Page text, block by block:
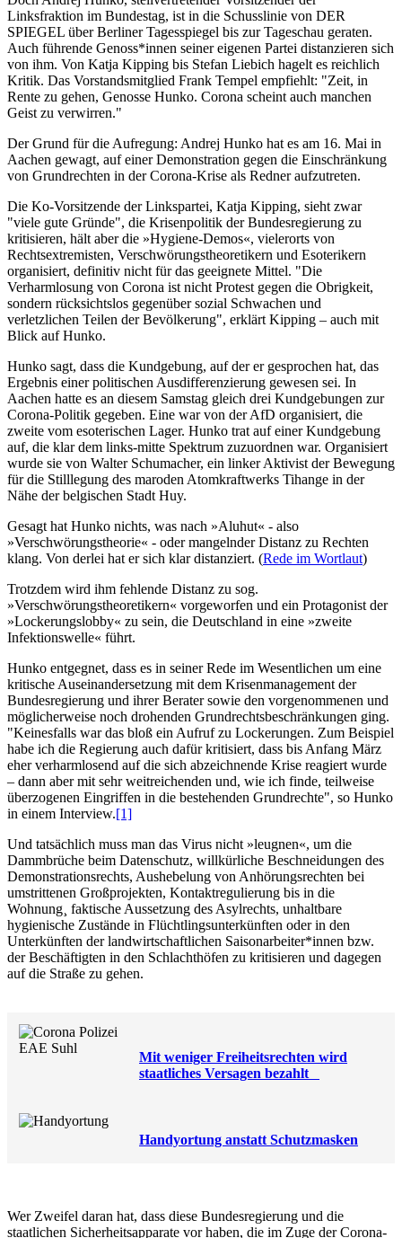
Linksfraktion im Bundestag, ist in die Schusslinie von DER
SPIEGEL über Berliner Tagesspiegel bis zur Tageschau geraten.
Auch führende Genoss*innen seiner eigenen Partei distanzieren sich
von ihm. Von Katja Kipping bis Stefan Liebich hagelt es reichlich
Kritik. Das Vorstandsmitglied Frank Tempel empfiehlt: "Zeit, in
Rente zu gehen, Genosse Hunko. Corona scheint auch manchen
Geist zu verwirren."
Der Grund für die Aufregung: Andrej Hunko hat es am 16. Mai in
Aachen gewagt, auf einer Demonstration gegen die Einschränkung
von Grundrechten in der Corona-Krise als Redner aufzutreten.
Die Ko-Vorsitzende der Linkspartei, Katja Kipping, sieht zwar
"viele gute Gründe", die Krisenpolitik der Bundesregierung zu
kritisieren, hält aber die »Hygiene-Demos«, vielerorts von
Rechtsextremisten, Verschwörungstheoretikern und Esoterikern
organisiert, definitiv nicht für das geeignete Mittel. "Die
Verharmlosung von Corona ist nicht Protest gegen die Obrigkeit,
sondern rücksichtslos gegenüber sozial Schwachen und
verletzlichen Teilen der Bevölkerung", erklärt Kipping – auch mit
Blick auf Hunko.
Hunko sagt, dass die Kundgebung, auf der er gesprochen hat, das
Ergebnis einer politischen Ausdifferenzierung gewesen sei. In
Aachen hatte es an diesem Samstag gleich drei Kundgebungen zur
Corona-Politik gegeben. Eine war von der AfD organisiert, die
zweite vom esoterischen Lager. Hunko trat auf einer Kundgebung
auf, die klar dem links-mitte Spektrum zuzuordnen war. Organisiert
wurde sie von Walter Schumacher, ein linker Aktivist der Bewegung
für die Stilllegung des maroden Atomkraftwerks Tihange in der
Nähe der belgischen Stadt Huy.
Gesagt hat Hunko nichts, was nach »Aluhut« - also
»Verschwörungstheorie« - oder mangelnder Distanz zu Rechten
klang. Von derlei hat er sich klar distanziert. (Rede im Wortlaut)
Trotzdem wird ihm fehlende Distanz zu sog.
»Verschwörungstheoretikern« vorgeworfen und ein Protagonist der
»Lockerungslobby« zu sein, die Deutschland in eine »zweite
Infektionswelle« führt.
Hunko entgegnet, dass es in seiner Rede im Wesentlichen um eine
kritische Auseinandersetzung mit dem Krisenmanagement der
Bundesregierung und ihrer Berater sowie den vorgenommenen und
möglicherweise noch drohenden Grundrechtsbeschränkungen ging.
"Keinesfalls war das bloß ein Aufruf zu Lockerungen. Zum Beispiel
habe ich die Regierung auch dafür kritisiert, dass bis Anfang März
eher verharmlosend auf die sich abzeichnende Krise reagiert wurde
– dann aber mit sehr weitreichenden und, wie ich finde, teilweise
überzogenen Eingriffen in die bestehenden Grundrechte", so Hunko
in einem Interview.[1]
Und tatsächlich muss man das Virus nicht »leugnen«, um die
Dammbrüche beim Datenschutz, willkürliche Beschneidungen des
Demonstrationsrechts, Aushebelung von Anhörungsrechten bei
umstrittenen Großprojekten, Kontaktregulierung bis in die
Wohnung¸ faktische Aussetzung des Asylrechts, unhaltbare
hygienische Zustände in Flüchtlingsunterkünften oder in den
Unterkünften der landwirtschaftlichen Saisonarbeiter*innen bzw.
der Beschäftigten in den Schlachthöfen zu kritisieren und dagegen
auf die Straße zu gehen.
Mit weniger Freiheitsrechten wird
staatliches Versagen bezahlt
Handyortung anstatt Schutzmasken
Wer Zweifel daran hat, dass diese Bundesregierung und die
staatlichen Sicherheitsapparate vor haben, die im Zuge der Corona-